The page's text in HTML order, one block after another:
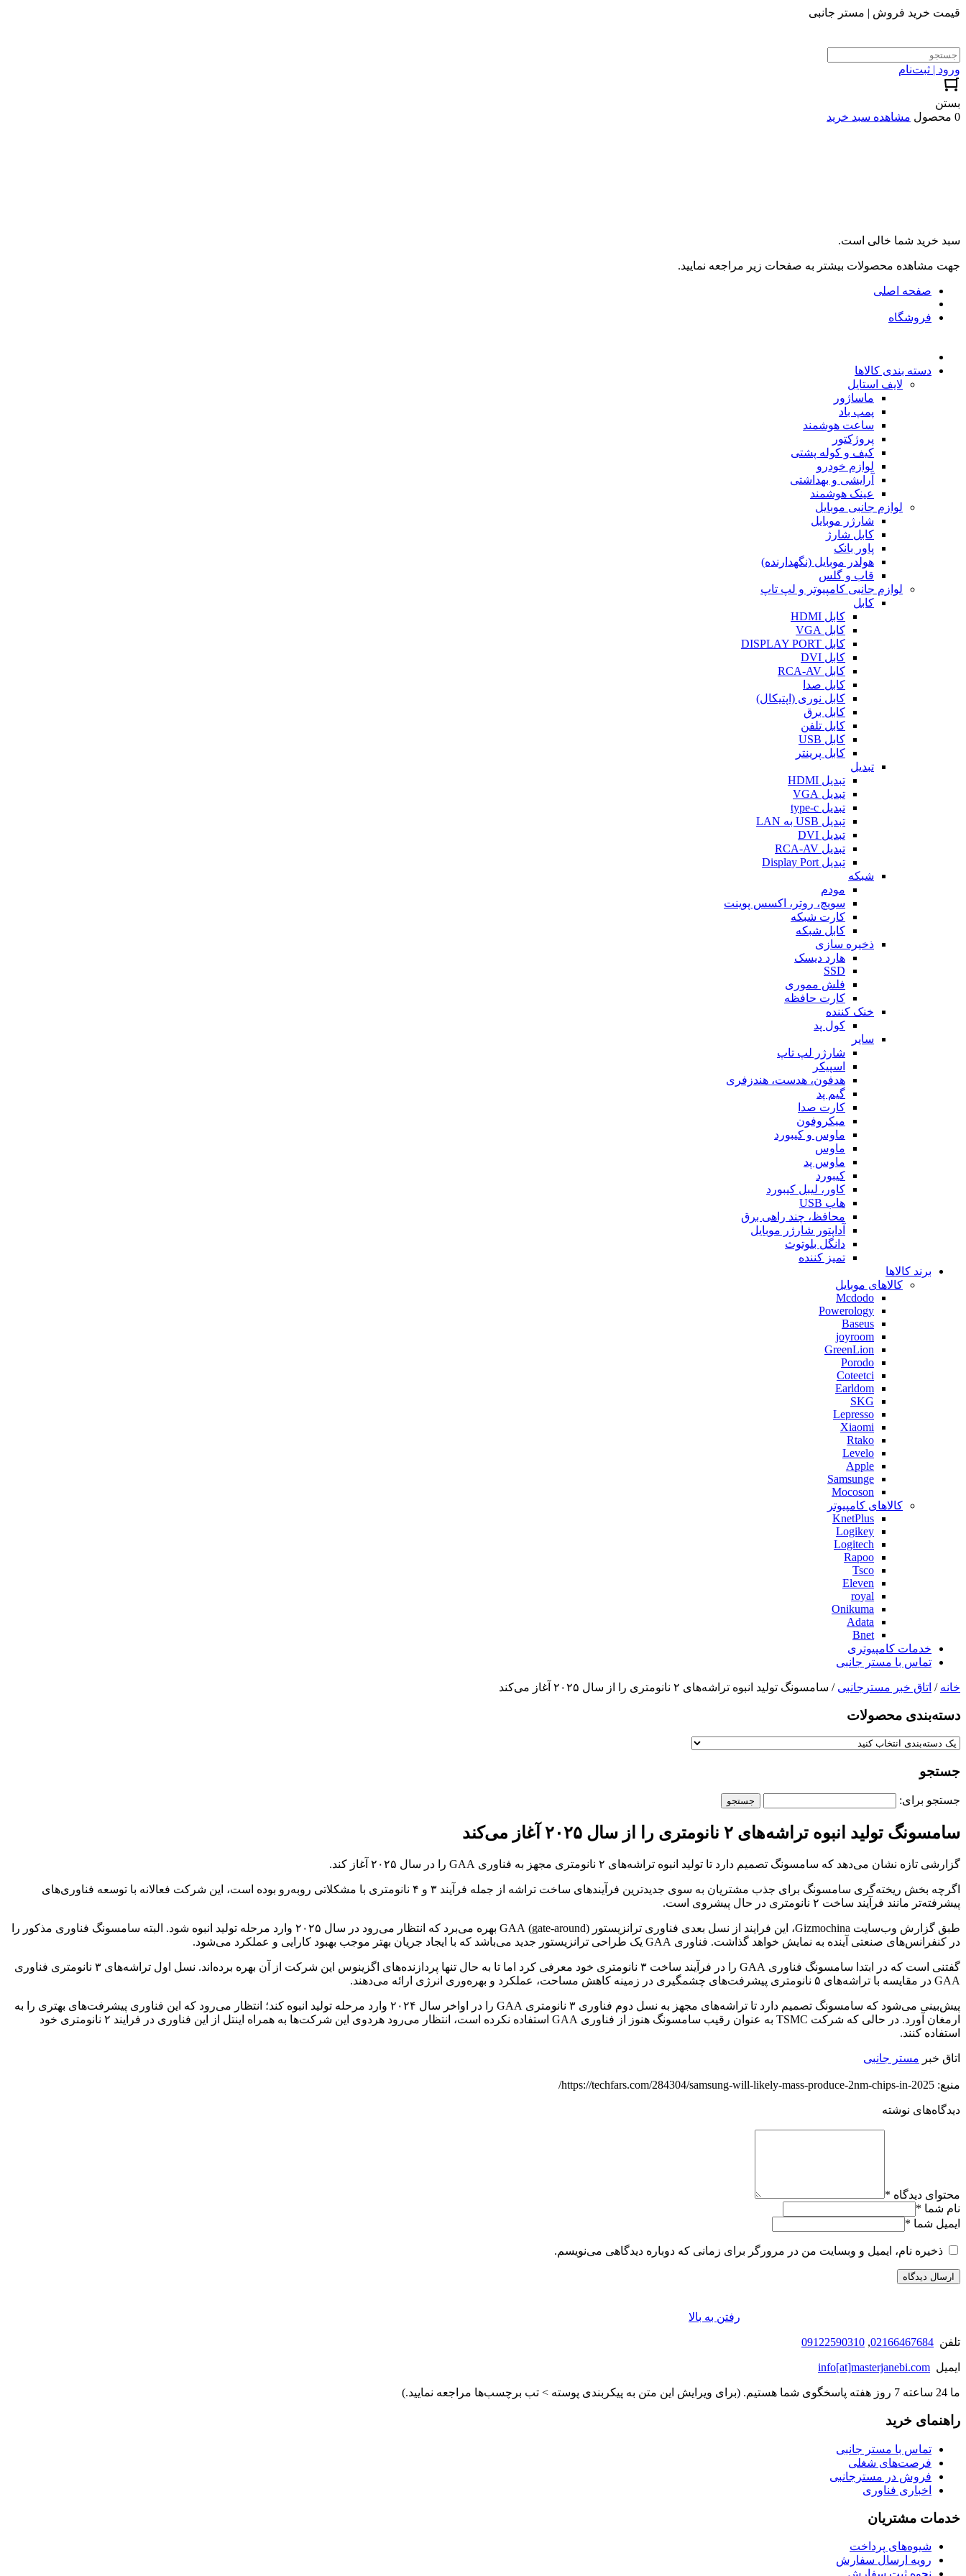
قیمت خرید فروش | مستر جانبی
ورود | ثبت‌نام
بستن
0 محصول
مشاهده سبد خرید
سبد خرید شما خالی است.
جهت مشاهده محصولات بیشتر به صفحات زیر مراجعه نمایید.
صفحه اصلی
فروشگاه
دسته بندی کالاها
لایف استایل
ماساژور
پمپ باد
ساعت هوشمند
پروژکتور
کیف و کوله پشتی
لوازم خودرو
آرایشی و بهداشتی
عینک هوشمند
لوازم جانبی موبایل
شارژر موبایل
کابل شارژ
پاور بانک
هولدر موبایل (نگهدارنده)
قاب و گلس
لوازم جانبی کامپیوتر و لپ تاپ
کابل
کابل HDMI
کابل VGA
کابل DISPLAY PORT
کابل DVI
کابل RCA-AV
کابل صدا
کابل نوری (اپتیکال)
کابل برق
کابل تلفن
کابل USB
کابل پرینتر
تبدیل
تبدیل HDMI
تبدیل VGA
تبدیل type-c
تبدیل USB به LAN
تبدیل DVI
تبدیل RCA-AV
تبدیل Display Port
شبکه
مودم
سویچ، روتر، اکسس پوینت
کارت شبکه
کابل شبکه
ذخیره سازی
هارد دیسک
SSD
فلش مموری
کارت حافظه
خنک کننده
کول پد
سایر
شارژر لپ تاپ
اسپیکر
هدفون، هدست، هندزفری
گیم پد
کارت صدا
میکروفون
ماوس و کیبورد
ماوس
ماوس پد
کیبورد
کاور، لیبل کیبورد
هاب USB
محافظ، چند راهی برق
آداپتور شارژر موبایل
دانگل بلوتوث
تمیز کننده
برند کالاها
کالاهای موبایل
Mcdodo
Powerology
Baseus
joyroom
GreenLion
Porodo
Coteetci
Earldom
SKG
Lepresso
Xiaomi
Rtako
Levelo
Apple
Samsunge
Mocoson
کالاهای کامپیوتر
KnetPlus
Logikey
Logitech
Rapoo
Tsco
Eleven
royal
Onikuma
Adata
Bnet
خدمات کامپیوتری
تماس با مستر جانبی
خانه / اتاق خبر مسترجانبی / سامسونگ تولید انبوه تراشه‌های ۲ نانومتری را از سال ۲۰۲۵ آغاز می‌کند
دسته‌بندی‌ محصولات
جستجو
جستجو برای:
سامسونگ تولید انبوه تراشه‌های ۲ نانومتری را از سال ۲۰۲۵ آغاز می‌کند
گزارشی تازه نشان می‌دهد که سامسونگ تصمیم دارد تا تولید انبوه تراشه‌های ۲ نانومتری مجهز به فناوری GAA را در سال ۲۰۲۵ آغاز کند.
اگرچه بخش ریخته‌گری سامسونگ برای جذب مشتریان به سوی جدیدترین فرآیندهای ساخت تراشه از جمله فرآیند ۳ و ۴ نانومتری با مشکلاتی روبه‌رو بوده است، این شرکت فعالانه با توسعه فناوری‌های
پیشرفته‌تر مانند فرآیند ساخت ۲ نانومتری در حال پیشروی است.
طبق گزارش وب‌سایت Gizmochina، این فرایند از نسل بعدی فناوری ترانزیستور (gate-around) GAA بهره می‌برد که انتظار می‌رود در سال ۲۰۲۵ وارد مرحله تولید انبوه شود. البته سامسونگ فناوری مذکور را
در کنفرانس‌های صنعتی آینده به نمایش خواهد گذاشت. فناوری GAA یک طراحی ترانزیستور جدید می‌باشد که با ایجاد جریان بهتر موجب بهبود کارایی و عملکرد می‌شود.
گفتنی است که در ابتدا سامسونگ فناوری GAA را در فرآیند ساخت ۳ نانومتری خود معرفی کرد اما تا به حال تنها پردازنده‌های اگزینوس این شرکت از آن بهره برده‌اند. نسل اول تراشه‌های ۳ نانومتری فناوری
GAA در مقایسه با تراشه‌های ۵ نانومتری پیشرفت‌های چشمگیری در زمینه کاهش مساحت، عملکرد و بهره‌وری انرژی ارائه می‌دهند.
پیش‌بینی می‌شود که سامسونگ تصمیم دارد تا تراشه‌های مجهز به نسل دوم فناوری ۳ نانومتری GAA را در اواخر سال ۲۰۲۴ وارد مرحله تولید انبوه کند؛ انتظار می‌رود که این فناوری پیشرفت‌های بهتری را به
ارمغان آورد. در حالی که شرکت TSMC به عنوان رقیب سامسونگ هنوز از فناوری GAA استفاده نکرده است، انتظار می‌رود هردوی این شرکت‌ها به همراه اینتل از این فناوری در فرایند ۲ نانومتری خود
استفاده کنند.
اتاق خبر مستر جانبی
منبع: https://techfars.com/284304/samsung-will-likely-mass-produce-2nm-chips-in-2025/
دیدگاه‌های نوشته
محتوای دیدگاه *
نام شما *
ایمیل شما *
ذخیره نام، ایمیل و وبسایت من در مرورگر برای زمانی که دوباره دیدگاهی می‌نویسم.
رفتن به بالا
تلفن 02166467684
,
09122590310
ایمیل info[at]masterjanebi.com
ما 24 ساعته 7 روز هفته پاسخگوی شما هستیم. (برای ویرایش این متن به پیکربندی پوسته > تب برچسب‌ها مراجعه نمایید.)
راهنمای خرید
تماس با مستر جانبی
فرصت‌های شغلی
فروش در مسترجانبی
اخباری فناوری
خدمات مشتریان
شیوه‌های پرداخت
رویه ارسال سفارش